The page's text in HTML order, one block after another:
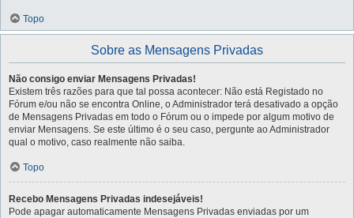
Topo
Sobre as Mensagens Privadas
Não consigo enviar Mensagens Privadas!
Existem três razões para que tal possa acontecer: Não está Registado no
Fórum e/ou não se encontra Online, o Administrador terá desativado a opção
de Mensagens Privadas em todo o Fórum ou o impede por algum motivo de
enviar Mensagens. Se este último é o seu caso, pergunte ao Administrador
qual o motivo, caso realmente não saiba.
Topo
Recebo Mensagens Privadas indesejáveis!
Pode apagar automaticamente Mensagens Privadas enviadas por um